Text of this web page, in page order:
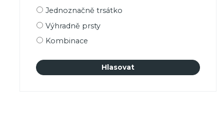
Možnosti
Jednoznačně trsátko
Výhradně prsty
Kombinace